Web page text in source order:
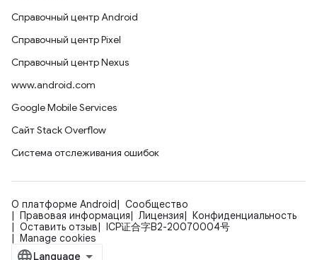
Справочный центр Android
Справочный центр Pixel
Справочный центр Nexus
www.android.com
Google Mobile Services
Сайт Stack Overflow
Система отслеживания ошибок
О платформе Android
Сообщество
Правовая информация
Лицензия
Конфиденциальность
Оставить отзыв
ICP证合字B2-20070004号
Manage cookies